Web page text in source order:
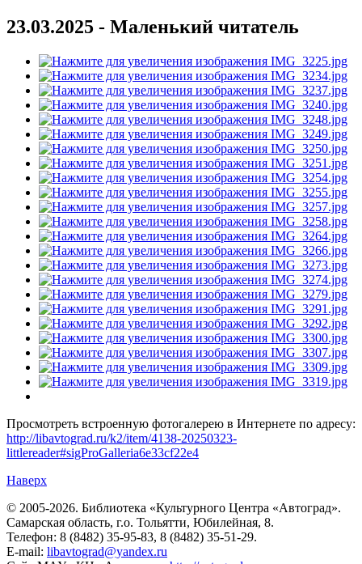
23.03.2025 - Маленький читатель
Просмотреть встроенную фотогалерею в Интернете по адресу:
http://libavtograd.ru/k2/item/4138-20250323-
littlereader#sigProGalleria6e33cf22e4
Наверх
© 2005-2026. Библиотека «Культурного Центра «Автоград».
Самарская область, г.о. Тольятти, Юбилейная, 8.
Телефон: 8 (8482) 35-95-83, 8 (8482) 35-51-29.
E-mail: libavtograd@yandex.ru